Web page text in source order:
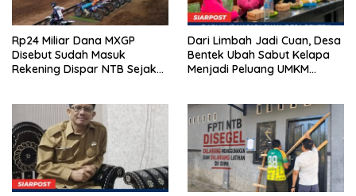
Rp24 Miliar Dana MXGP
Disebut Sudah Masuk
Rekening Dispar NTB Sejak
Dari Limbah Jadi Cuan, Desa
Bentek Ubah Sabut Kelapa
Menjadi Peluang UMKM